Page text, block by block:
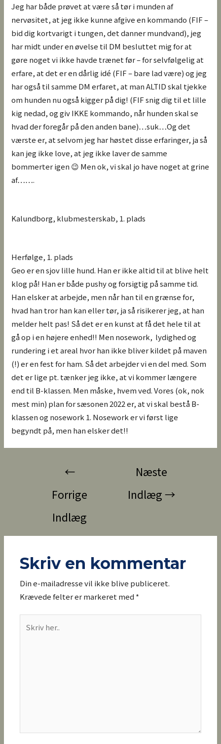
Jeg har både prøvet at være så tør i munden af
nervøsitet, at jeg ikke kunne afgive en kommando (FIF –
bid dig kortvarigt i tungen, det danner mundvand), jeg
har midt under en øvelse til DM besluttet mig for at
gøre noget vi ikke havde trænet før – for selvfølgelig at
erfare, at det er en dårlig idé (FIF – bare lad være) og jeg
har også til samme DM erfaret, at man ALTID skal tjekke
om hunden nu også kigger på dig! (FIF snig dig til et lille
kig nedad, og giv IKKE kommando, når hunden skal se
hvad der foregår på den anden bane)…suk…Og det
værste er, at selvom jeg har høstet disse erfaringer, ja så
kan jeg ikke love, at jeg ikke laver de samme
bommerter igen 😉 Men ok, vi skal jo have noget at grine
af…….
Kalundborg, klubmesterskab, 1. plads
Herfølge, 1. plads
Geo er en sjov lille hund. Han er ikke altid til at blive helt
klog på! Han er både pushy og forsigtig på samme tid.
Han elsker at arbejde, men når han til en grænse for,
hvad han tror han kan eller tør, ja så risikerer jeg, at han
melder helt pas! Så det er en kunst at få det hele til at
gå op i en højere enhed!! Men nosework, lydighed og
rundering i et areal hvor han ikke bliver kildet på maven
(!) er en fest for ham. Så det arbejder vi en del med. Som
det er lige pt. tænker jeg ikke, at vi kommer længere
end til B-klassen. Men måske, hvem ved. Vores (ok, nok
mest min) plan for sæsonen 2022 er, at vi skal bestå B-
klassen og nosework 1. Nosework er vi først lige
begyndt på, men han elsker det!!
←
Forrige
Indlæg
Næste
Indlæg →
Skriv en kommentar
Din e-mailadresse vil ikke blive publiceret.
Krævede felter er markeret med *
her..